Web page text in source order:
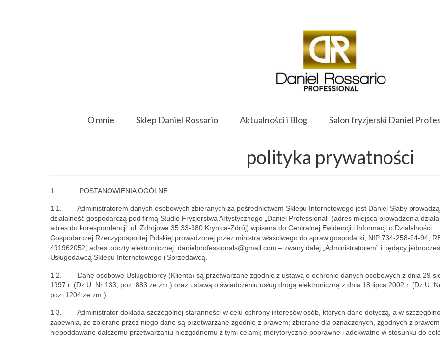
O mnie Sklep Daniel Rossario Aktualności i Blog Salon fryzjerski Daniel
polityka prywatności
1. POSTANOWIENIA OGÓLNE
1.1. Administratorem danych osobowych zbieranych za pośrednictwem Sklepu Internetowego jest Daniel Słaby
działalność gospodarczą pod firmą Studio Fryzjerstwa Artystycznego „Daniel Professional” (adres miejsca prowadzenia
adres do korespondencji: ul. Zdrojowa 35 33-380 Krynica-Zdrój) wpisana do Centralnej Ewidencji i Informacji o Działalności
Gospodarczej Rzeczypospolitej Polskiej prowadzonej przez ministra właściwego do spraw gospodarki, NIP 734-258-94-94,
491962052, adres poczty elektronicznej: danielprofessionals@gmail.com – zwany dalej „Administratorem” i będący
Usługodawcą Sklepu Internetowego i Sprzedawcą.
1.2. Dane osobowe Usługobiorcy (Klienta) są przetwarzane zgodnie z ustawą o ochronie danych osobowych z dnia 29
1997 r. (Dz.U. Nr 133, poz. 883 ze zm.) oraz ustawą o świadczeniu usług drogą elektroniczną z dnia 18 lipca 2002 r. (Dz.U.
poz. 1204 ze zm.).
1.3. Administrator dokłada szczególnej staranności w celu ochrony interesów osób, których dane dotyczą, a w
zapewnia, że zbierane przez niego dane są przetwarzane zgodnie z prawem; zbierane dla oznaczonych, zgodnych z
niepoddawane dalszemu przetwarzaniu niezgodnemu z tymi celami; merytorycznie poprawne i adekwatne w stosunku do